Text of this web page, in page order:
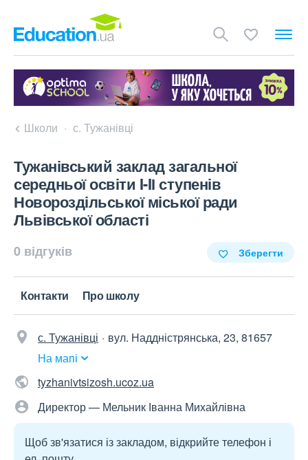
Школи с. Тужанівці
Тужанівський заклад загальної
середньої освіти I-IІ ступенів
Новороздільської міської ради
Львівської області
0 відгуків Зберегти
Контакти Про школу
с. Тужанівці
вул. Наддністрянська, 23, 81657
На мапі
tyzhanivtsizosh.ucoz.ua
Директор — Мельник Іванна Михайлівна
Щоб зв'язатися із закладом, відкрийте телефон і